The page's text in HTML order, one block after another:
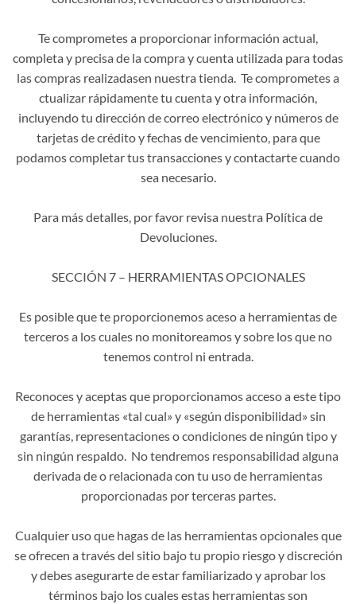
Te comprometes a proporcionar información actual,
completa y precisa de la compra y cuenta utilizada para todas
las compras realizadasen nuestra tienda. Te comprometes a
ctualizar rápidamente tu cuenta y otra información,
incluyendo tu dirección de correo electrónico y números de
tarjetas de crédito y fechas de vencimiento, para que
podamos completar tus transacciones y contactarte cuando
sea necesario.
Para más detalles, por favor revisa nuestra Política de
Devoluciones.
SECCIÓN 7 – HERRAMIENTAS OPCIONALES
Es posible que te proporcionemos aceso a herramientas de
terceros a los cuales no monitoreamos y sobre los que no
tenemos control ni entrada.
Reconoces y aceptas que proporcionamos acceso a este tipo
de herramientas «tal cual» y «según disponibilidad» sin
garantías, representaciones o condiciones de ningún tipo y
sin ningún respaldo. No tendremos responsabilidad alguna
derivada de o relacionada con tu uso de herramientas
proporcionadas por terceras partes.
Cualquier uso que hagas de las herramientas opcionales que
se ofrecen a través del sitio bajo tu propio riesgo y discreción
y debes asegurarte de estar familiarizado y aprobar los
términos bajo los cuales estas herramientas son